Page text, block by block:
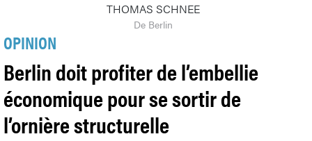
THOMAS SCHNEE
De Berlin
OPINION
Berlin doit profiter de l’embellie
économique pour se sortir de
l’ornière structurelle